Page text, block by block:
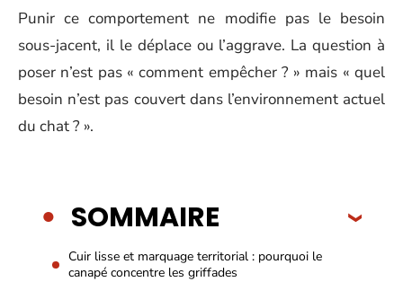
Punir ce comportement ne modifie pas le besoin
sous-jacent, il le déplace ou l’aggrave. La question à
poser n’est pas « comment empêcher ? » mais « quel
besoin n’est pas couvert dans l’environnement actuel
du chat ? ».
SOMMAIRE
Cuir lisse et marquage territorial : pourquoi le
canapé concentre les griffades